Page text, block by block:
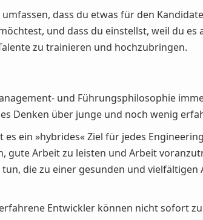
dass du etwas für den
und dass du einstellst, weil du es
zu trainieren und hochzubringen.
und Führungsphilosophie
Denken über junge und noch wenig
es ein »hybrides« Ziel für jedes
gute Arbeit zu leisten und Arbeit
tun, die zu einer gesunden und
Entwickler können nicht sofort